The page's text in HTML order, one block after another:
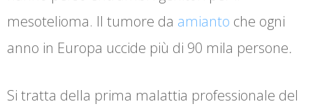
mesotelioma. Il tumore da amianto che ogni
anno in Europa uccide più di 90 mila persone.
Si tratta della prima malattia professionale del